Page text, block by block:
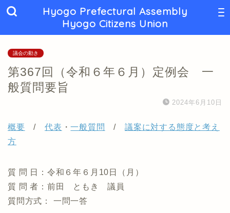
Hyogo Prefectural Assembly
Hyogo Citizens Union
議会の動き
第367回（令和６年６月）定例会 一
般質問要旨
2024年6月10日
概要 /代表 ・一般質問 /議案に対する態度と考え
方
質 問 日：令和６年６月10日（月）
質 問 者：前田 ともき 議員
質問方式： 一問一答